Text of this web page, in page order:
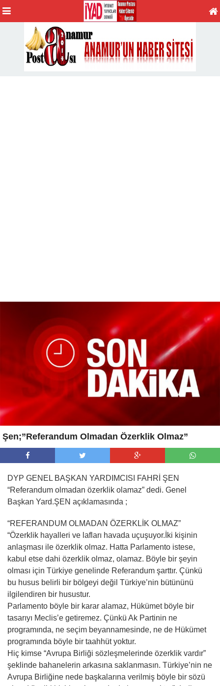
Şen;”Referandum Olmadan Özerklik Olmaz”
DYP GENEL BAŞKAN YARDIMCISI FAHRİ ŞEN
“Referandum olmadan özerklik olamaz” dedi. Genel
Başkan Yard.ŞEN açıklamasında ;
“REFERANDUM OLMADAN ÖZERKLİK OLMAZ”
“Özerklik hayalleri ve lafları havada uçuşuyor.İki kişinin
anlaşması ile özerklik olmaz. Hatta Parlamento istese,
kabul etse dahi özerklik olmaz, olamaz. Böyle bir şeyin
olması için Türkiye genelinde Referandum şarttır. Çünkü
bu husus belirli bir bölgeyi değil Türkiye’nin bütününü
ilgilendiren bir husustur.
Parlamento böyle bir karar alamaz, Hükümet böyle bir
tasarıyı Meclis’e getiremez. Çünkü Ak Partinin ne
programında, ne seçim beyannamesinde, ne de Hükümet
programında böyle bir taahhüt yoktur.
Hiç kimse “Avrupa Birliği sözleşmelerinde özerklik vardır”
şeklinde bahanelerin arkasına saklanmasın. Türkiye’nin ne
Avrupa Birliğine nede başkalarına verilmiş böyle bir sözü